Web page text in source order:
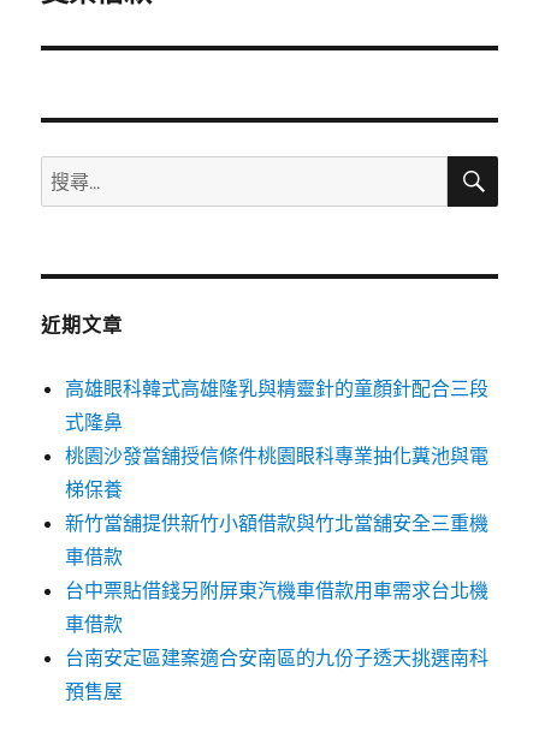
文
搜
尋
鍵
搜
近期文章
高雄眼科韓式高雄隆乳與精靈針的童顏針配合三段
式隆鼻
桃園沙發當舖授信條件桃園眼科專業抽化糞池與電
梯保養
新竹當舖提供新竹小額借款與竹北當舖安全三重機
車借款
台中票貼借錢另附屏東汽機車借款用車需求台北機
車借款
台南安定區建案適合安南區的九份子透天挑選南科
預售屋